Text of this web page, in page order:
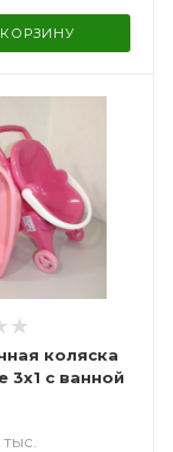
коляска
3x1 с ванной